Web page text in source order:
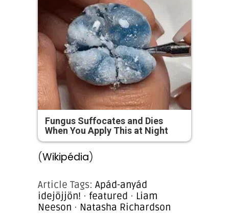
Fungus Suffocates and Dies
When You Apply This at Night
(Wikipédia)
Article Tags: Apád-anyád
idejöjjön! · featured · Liam
Neeson · Natasha Richardson